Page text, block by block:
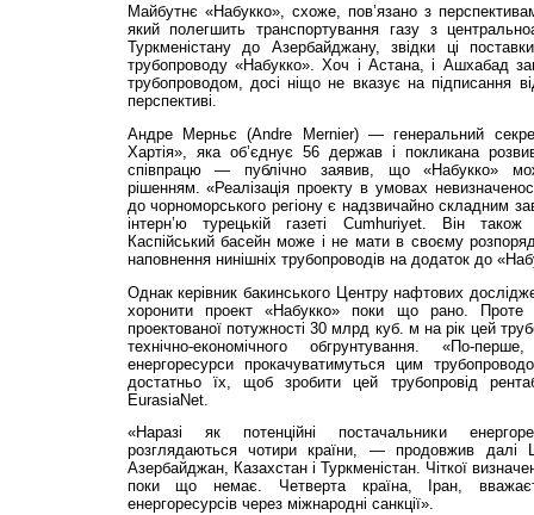
Майбутнє «Набукко», схоже, пов’язано з
який полегшить транспортування газу з
Туркменістану до Азербайджану, звідки ці
трубопроводу «Набукко». Хоч і Астана, і Ашхабад
трубопроводом, досі ніщо не вказує на підписання
перспективі.
Андре Мерньє (Andre Mernier) — генеральний
Хартія», яка об’єднує 56 держав і покликана
співпрацю — публічно заявив, що «Набукко»
рішенням. «Реалізація проекту в умовах
до чорноморського регіону є надзвичайно складним
інтерн’ю турецькій газеті Cumhuriyet. Він
Каспійський басейн може і не мати в своєму
наповнення нинішніх трубопроводів на додаток до
Однак керівник бакинського Центру нафтових
хоронити проект «Набукко» поки що рано.
проектованої потужності 30 млрд куб. м на рік цей
технічно-економічного обгрунтування. «По-
енергоресурси прокачуватимуться цим
достатньо їх, щоб зробити цей трубопровід
EurasiaNet.
«Наразі як потенційні постачальники
розглядаються чотири країни, — продовжив
Азербайджан, Казахстан і Туркменістан. Чіткої
поки що немає. Четверта країна, Іран,
енергоресурсів через міжнародні санкції».